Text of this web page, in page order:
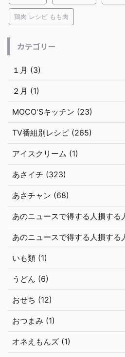
鶏肉 レシピ もも肉
カテゴリー
１月 (3)
２月 (1)
MOCO'Sキッチン (23)
TV番組別レシピ (265)
アイスクリーム (1)
あさイチ (323)
あさチャン (68)
あのニュースで得する人損する
あのニュースで得する人損する
いも類 (1)
うどん (6)
おせち (12)
おつまみ (1)
オネえもんズ (1)